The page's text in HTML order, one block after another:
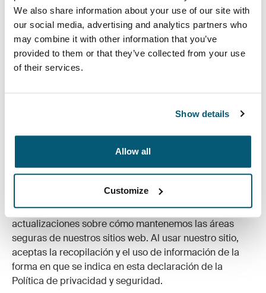
We also share information about your use of our site with
our social media, advertising and analytics partners who
may combine it with other information that you’ve
provided to them or that they’ve collected from your use
of their services.
Show details
Allow all
Customize
privacidad y seguridad de sitios web que no son de
Case Logic. Notarás que nuestro sitio web puede
contener vínculos a otros sitios, como los de nuestros
proveedores de beneficios. Si bien creemos que estos
sitios comparten un compromiso similar con la
cuando llegues a él mediante un vínculo.
¿Cómo actualiza Case Logic su Política de
privacidad y seguridad?
Todos los cambios a la Política de privacidad y
estés siempre al tanto de la información que
recopilamos y cómo la usamos, y de las últimas
actualizaciones sobre cómo mantenemos las áreas
seguras de nuestros sitios web. Al usar nuestro sitio,
aceptas la recopilación y el uso de información de la
forma en que se indica en esta declaración de la
Política de privacidad y seguridad.